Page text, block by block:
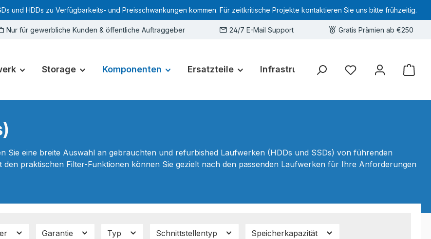
und HDDs zu Verfügbarkeits- und Preisschwankungen kommen. Für zeitkritische Projekte kontaktieren Sie uns bitte frühzeitig.
Nur für gewerbliche Kunden & öffentliche Auftraggeber 24/7 E-Mail Support Gratis Prämien ab €250
Storage Komponenten Ersatzteile Infrastruktur Hardware-Deals
Sie haben 0 Produkte
Sie eine breite Auswahl an gebrauchten und refurbished Laufwerken (HDDs und SSDs) von führenden
praktischen Filter-Funktionen können Sie gezielt nach den passenden Laufwerken für Ihre Anforderungen
Garantie Typ Schnittstellentyp Speicherkapazität